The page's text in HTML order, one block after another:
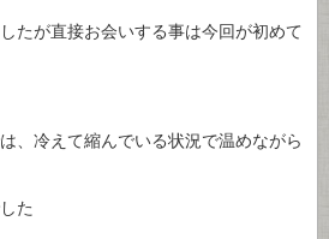
たが直接お会いする事は今回が初めて
、冷えて縮んでいる状況で温めながら
た